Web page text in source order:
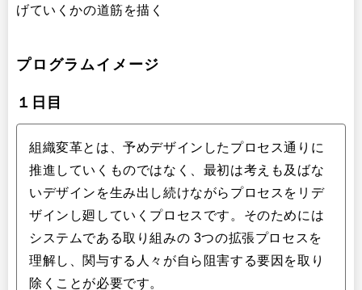
げていくかの道筋を描く
プログラムイメージ
１日目
組織変革とは、予めデザインしたプロセス通りに
推進していくものではなく、最初は考えも及ばな
いデザインを生み出し続けながらプロセスをリデ
ザインし廻していくプロセスです。そのためには
システムである取り組みの 3つの拡張プロセスを
理解し、関与する人々が自ら阻害する要因を取り
除くことが必要です。